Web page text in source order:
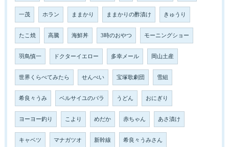
一茂 ホラン ままかり ままかりの酢漬け きゅうり
たこ焼 高騰 海鮮丼 3時のおやつ モーニングショー
羽鳥慎一 ドクターイエロー 多幸メール 岡山土産
世界くらべてみたら せんべい 宝塚歌劇団 雪組
希良々うみ ベルサイユのバラ うどん おにぎり
ヨーヨー釣り こより めだか 赤ちゃん あさ漬け
キャベツ マナガツオ 新幹線 希良々うみさん